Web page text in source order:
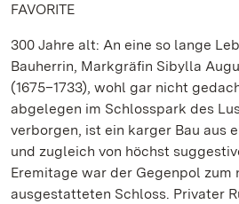
FAVORITE
300 Jahre alt: An eine so lange
Bauherrin, Markgräfin Sibylla
(1675–1733), wohl gar nicht
abgelegen im Schlosspark des
verborgen, ist ein karger Bau aus
und zugleich von höchst
Eremitage war der Gegenpol zum
ausgestatteten Schloss. Privater